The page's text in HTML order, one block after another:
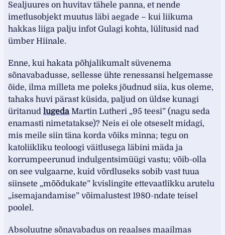
Sealjuures on huvitav tähele panna, et nende
imetlusobjekt muutus läbi aegade – kui liikuma
hakkas liiga palju infot Gulagi kohta, lülitusid nad
ümber Hiinale.
Enne, kui hakata põhjalikumalt süvenema
sõnavabadusse, sellesse ühte renessansi helgemasse
õide, ilma milleta me poleks jõudnud siia, kus oleme,
tahaks huvi pärast küsida, paljud on üldse kunagi
üritanud lugedaMartin Lutheri „95 teesi” (nagu seda
enamasti nimetatakse)? Neis ei ole otseselt midagi,
mis meile siin täna korda võiks minna; tegu on
katoliikliku teoloogi väitlusega läbini mäda ja
korrumpeerunud indulgentsimüügi vastu; võib-olla
on see vulgaarne, kuid võrdluseks sobib vast tuua
siinsete „mõõdukate” kvislingite ettevaatlikku arutelu
„isemajandamise” võimalustest 1980-ndate teisel
poolel.
Absoluutne sõnavabadus on reaalses maailmas